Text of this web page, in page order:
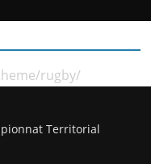
rugby/
Territorial